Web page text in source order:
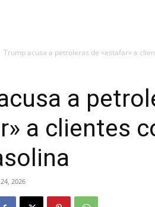
Trump acusa a petroleras de «estafar» a
a
a clientes
2026